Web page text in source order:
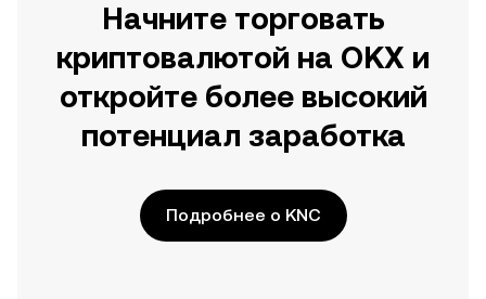
Начните торговать
криптовалютой на OKX и
откройте более высокий
потенциал заработка
Подробнее о KNC